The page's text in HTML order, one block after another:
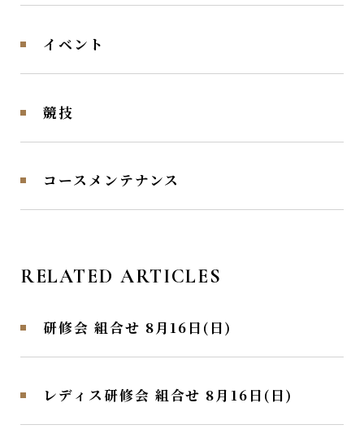
イベント
競技
コースメンテナンス
RELATED ARTICLES
研修会 組合せ 8月16日(日)
レディス研修会 組合せ 8月16日(日)